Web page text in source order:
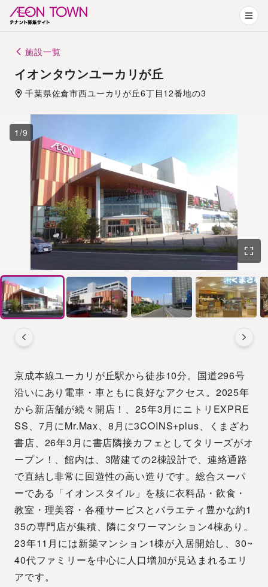
施設一覧
イオンタウンユーカリが丘
千葉県佐倉市西ユーカリが丘6丁目12番地の3
1 /9
京成本線ユーカリが丘駅から徒歩10分。国道296号
沿いにあり電車・車ともに良好なアクセス。2025年
から新店舗が続々開店！、25年3月にニトリEXPRE
SS、7月にMr.Max、8月に3COINS+plus、くまざわ
書店、26年3月に書店隣接カフェとしてタリーズがオ
ープン！、館内は、3階建ての2棟設計で、連絡通路
で直結し非常に回遊性の高い造りです。総合スーパ
ーである「イオンスタイル」を核に衣料品・飲食・
教室・理美容・各種サービスとバラエティ豊かな約1
35の専門店が集積、隣にタワーマンション4棟あり。
23年11月には新築マンション1棟が入居開始し、30~
40代ファミリーを中心に人口増加が見込まれるエリ
アです。